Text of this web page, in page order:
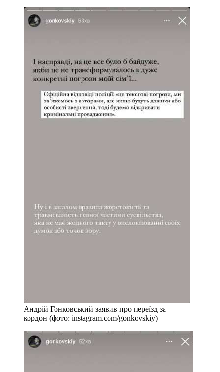
Андрій Гонковський заявив про переїзд за
кордон (фото: instagram.com/gonkovskiy)